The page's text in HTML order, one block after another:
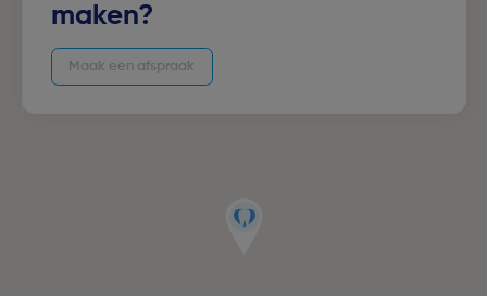
maken?
Maak een afspraak